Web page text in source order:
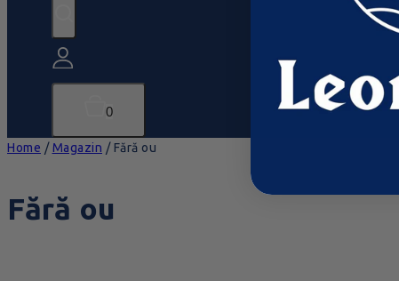
0
Home / Magazin / Fără ou
Fără ou